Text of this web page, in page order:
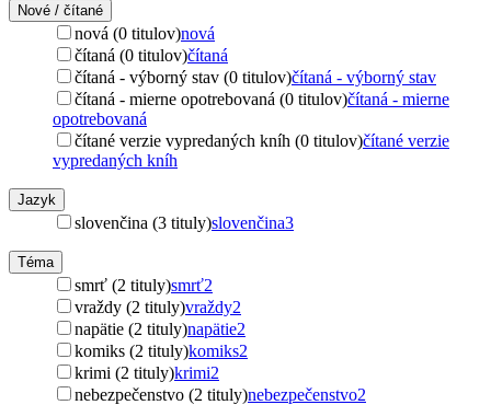
Nové / čítané
nová (0 titulov)nová
čítaná (0 titulov)čítaná
čítaná - výborný stav (0 titulov)čítaná - výborný stav
čítaná - mierne opotrebovaná (0 titulov)čítaná - mierne
opotrebovaná
čítané verzie vypredaných kníh (0 titulov)čítané verzie
vypredaných kníh
Jazyk
slovenčina (3 tituly)slovenčina3
Téma
smrť (2 tituly)smrť2
vraždy (2 tituly)vraždy2
napätie (2 tituly)napätie2
komiks (2 tituly)komiks2
krimi (2 tituly)krimi2
nebezpečenstvo (2 tituly)nebezpečenstvo2